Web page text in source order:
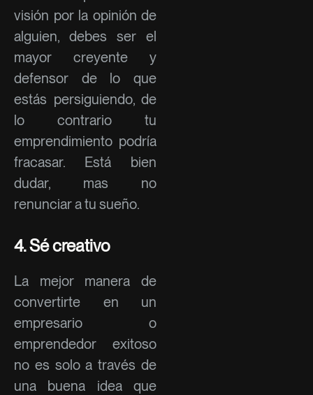
visión por la opinión de
alguien, debes ser el
mayor creyente y
defensor de lo que
estás persiguiendo, de
lo contrario tu
emprendimiento podría
fracasar. Está bien
dudar, mas no
renunciar a tu sueño.
4. Sé creativo
La mejor manera de
convertirte en un
empresario o
emprendedor exitoso
no es solo a través de
una buena idea que